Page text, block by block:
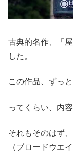
古典的名作、「
した。
この作品、ずっ
ってくらい、内
それもそのはず
（ブロードウエ